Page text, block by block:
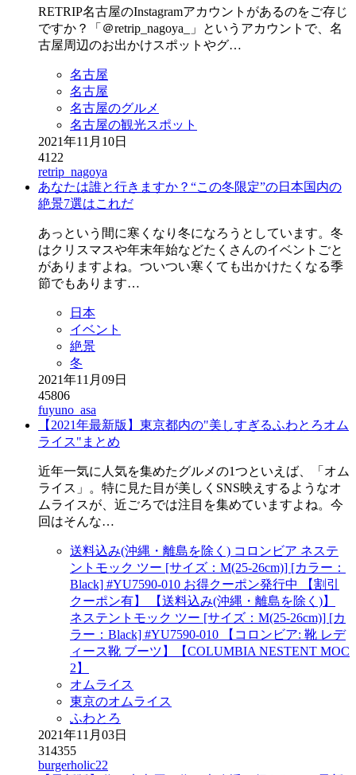
RETRIP名古屋のInstagramアカウントがあるのをご存じ
ですか？「＠retrip_nagoya_」というアカウントで、名
古屋周辺のお出かけスポットやグ…
名古屋
名古屋
名古屋のグルメ
名古屋の観光スポット
2021年11月10日
4122
retrip_nagoya
あなたは誰と行きますか？“この冬限定”の日本国内の
絶景7選はこれだ
あっという間に寒くなり冬になろうとしています。冬
はクリスマスや年末年始などたくさんのイベントごと
がありますよね。ついつい寒くても出かけたくなる季
節でもあります…
日本
イベント
絶景
冬
2021年11月09日
45806
fuyuno_asa
【2021年最新版】東京都内の"美しすぎるふわとろオム
ライス"まとめ
近年一気に人気を集めたグルメの1つといえば、「オム
ライス」。特に見た目が美しくSNS映えするようなオ
ムライスが、近ごろでは注目を集めていますよね。今
回はそんな…
送料込み(沖縄・離島を除く) コロンビア ネステ
ントモック ツー [サイズ：M(25-26cm)] [カラー：
Black] #YU7590-010 お得クーポン発行中 【割引
クーポン有】 【送料込み(沖縄・離島を除く)】
ネステントモック ツー [サイズ：M(25-26cm)] [カ
ラー：Black] #YU7590-010 【コロンビア: 靴 レデ
ィース靴 ブーツ】【COLUMBIA NESTENT MOC
2】
オムライス
東京のオムライス
ふわとろ
2021年11月03日
314355
burgerholic22